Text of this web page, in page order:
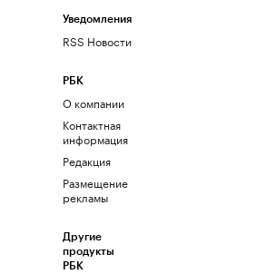
Уведомления
RSS Новости
РБК
О компании
Контактная
информация
Редакция
Размещение
рекламы
Другие
продукты
РБК